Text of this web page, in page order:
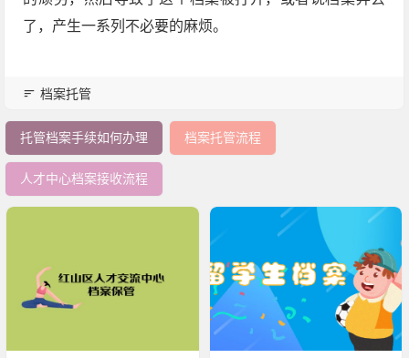
了，产生一系列不必要的麻烦。
档案托管
托管档案手续如何办理 档案托管流程
人才中心档案接收流程